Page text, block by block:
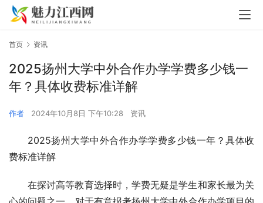
首页 资讯
2025扬州大学中外合作办学学费多少钱一
年？具体收费标准详解
作者 2024年10月8日 下午10:28 资讯
2025扬州大学中外合作办学学费多少钱一年？具体收
费标准详解
在探讨高等教育选择时，学费无疑是学生和家长最为关